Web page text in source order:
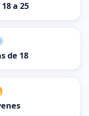
a 25
de 18